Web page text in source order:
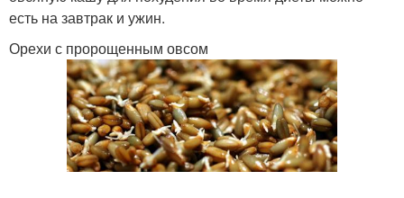
есть на завтрак и ужин.
Орехи с пророщенным овсом